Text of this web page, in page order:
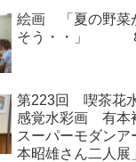
絵画 「夏の野菜
そう・・」
第223回 喫茶花
感覚水彩画 有本
スーパーモダン
本昭雄さん二人展